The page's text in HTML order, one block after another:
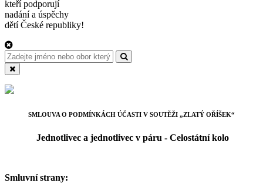
kteří podporují
nadání a úspěchy
dětí České republiky!
SMLOUVA O PODMÍNKÁCH ÚČASTI V SOUTĚŽI „ZLATÝ OŘÍŠEK“
Jednotlivec a jednotlivec v páru - Celostátní kolo
Smluvní strany: